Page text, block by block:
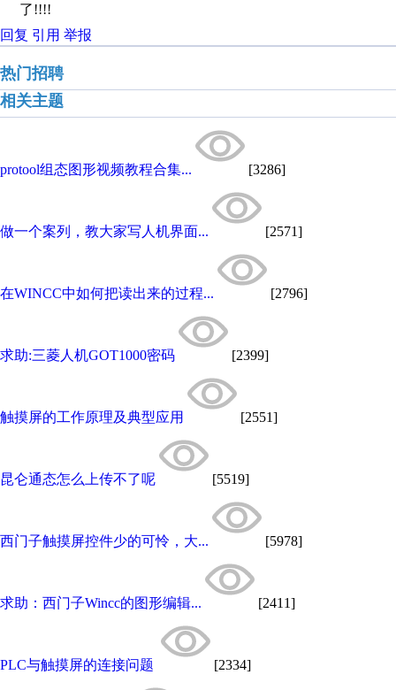
了!!!!
回复 引用 举报
热门招聘
相关主题
protool组态图形视频教程合集... [3286]
做一个案列，教大家写人机界面... [2571]
在WINCC中如何把读出来的过程... [2796]
求助:三菱人机GOT1000密码 [2399]
触摸屏的工作原理及典型应用 [2551]
昆仑通态怎么上传不了呢 [5519]
西门子触摸屏控件少的可怜，大... [5978]
求助：西门子Wincc的图形编辑... [2411]
PLC与触摸屏的连接问题 [2334]